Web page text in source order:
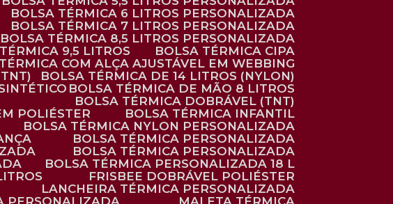
BOLSA TÉRMICA 6 LITROS PERSONALIZADA
BOLSA TÉRMICA 7 LITROS PERSONALIZADA
BOLSA TÉRMICA 8,5 LITROS PERSONALIZADA
TÉRMICA 9,5 LITROS
BOLSA TÉRMICA CIPA
TÉRMICA COM ALÇA AJUSTÁVEL EM WEBBING
BOLSA TÉRMICA DE 14 LITROS (NYLON)
BOLSA TÉRMICA DE MÃO 8 LITROS
BOLSA TÉRMICA DOBRÁVEL (TNT)
POLIÉSTER
BOLSA TÉRMICA INFANTIL
BOLSA TÉRMICA NYLON PERSONALIZADA
BOLSA TÉRMICA PERSONALIZADA
BOLSA TÉRMICA PERSONALIZADA
BOLSA TÉRMICA PERSONALIZADA 18 L
FRISBEE DOBRÁVEL POLIÉSTER
LANCHEIRA TÉRMICA PERSONALIZADA
PERSONALIZADA
MALETA TÉRMICA